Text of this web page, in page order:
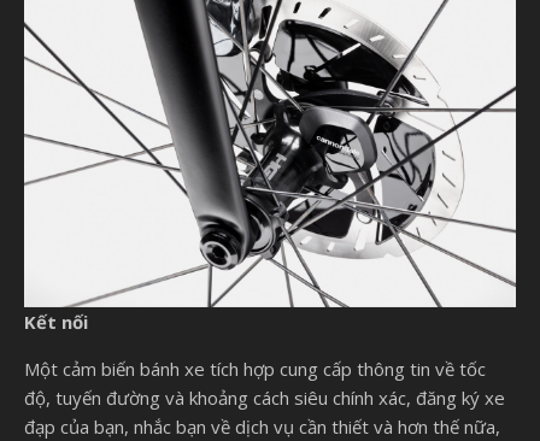
Kết nối
Một cảm biến bánh xe tích hợp cung cấp thông tin về tốc
độ, tuyến đường và khoảng cách siêu chính xác, đăng ký xe
đạp của bạn, nhắc bạn về dịch vụ cần thiết và hơn thế nữa,